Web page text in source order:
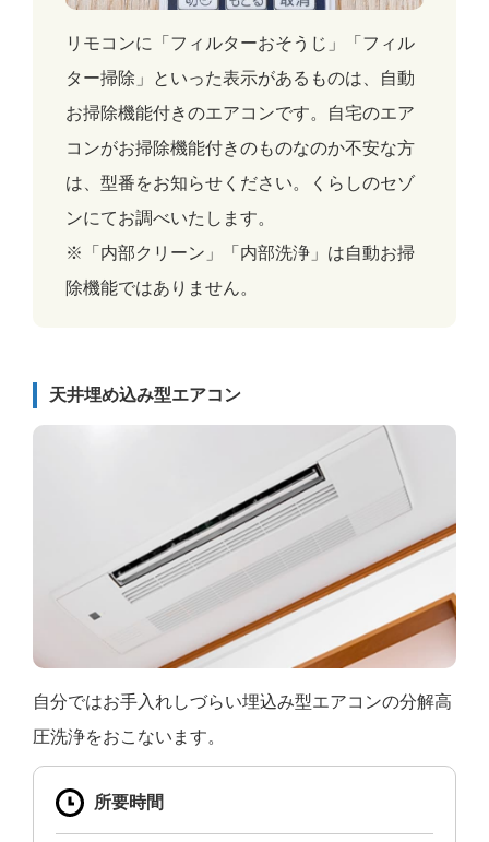
リモコンに「フィルターおそうじ」「フィル
ター掃除」といった表示があるものは、自動
お掃除機能付きのエアコンです。自宅のエア
コンがお掃除機能付きのものなのか不安な方
は、型番をお知らせください。くらしのセゾ
ンにてお調べいたします。
※「内部クリーン」「内部洗浄」は自動お掃
除機能ではありません。
天井埋め込み型エアコン
自分ではお手入れしづらい埋込み型エアコンの分解高
圧洗浄をおこないます。
所要時間